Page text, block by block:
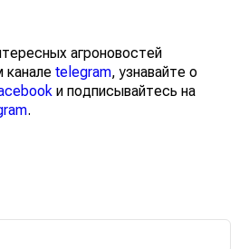
агроновостей
канале telegram, узнавайте о
и подписывайтесь на
.